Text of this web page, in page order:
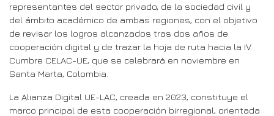
representantes del sector privado, de la sociedad civil y
del ámbito académico de ambas regiones, con el objetivo
de revisar los logros alcanzados tras dos años de
cooperación digital y de trazar la hoja de ruta hacia la IV
Cumbre CELAC-UE, que se celebrará en noviembre en
Santa Marta, Colombia.
La Alianza Digital UE-LAC, creada en 2023, constituye el
marco principal de esta cooperación birregional, orientada